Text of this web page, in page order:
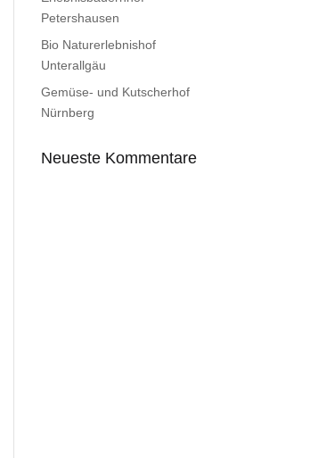
Petershausen
Bio Naturerlebnishof
Unterallgäu
Gemüse- und Kutscherhof
Nürnberg
Neueste Kommentare